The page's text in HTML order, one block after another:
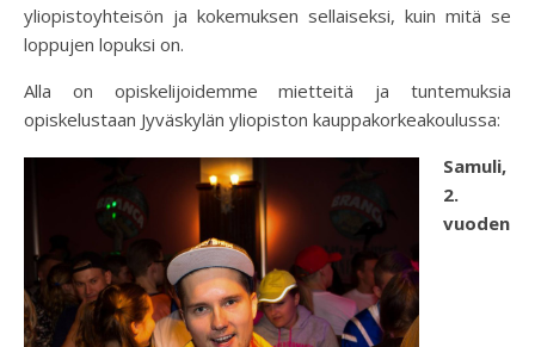
yliopistoyhteisön ja kokemuksen sellaiseksi, kuin mitä se
loppujen lopuksi on.
Alla on opiskelijoidemme mietteitä ja tuntemuksia
opiskelustaan Jyväskylän yliopiston kauppakorkeakoulussa:
Samuli,
2.
vuoden